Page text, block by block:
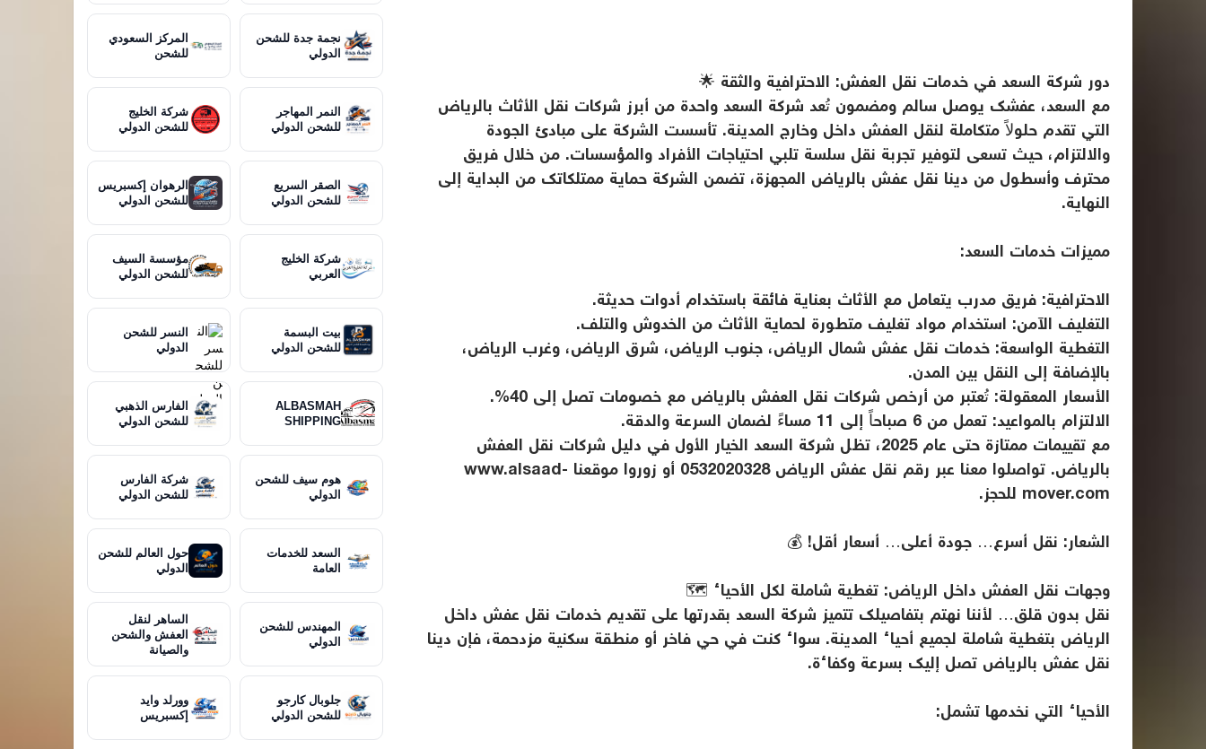
دور شركة السعد في خدمات نقل العفش: الاحترافية والثقة 🌟
مع السعد، عفشك يوصل سالم ومضمون تُعد شركة السعد واحدة من أبرز شركات نقل الأثاث بالرياض
التي تقدم حلولاً متكاملة لنقل العفش داخل وخارج المدينة. تأسست الشركة على مبادئ الجودة
والالتزام، حيث تسعى لتوفير تجربة نقل سلسة تلبي احتياجات الأفراد والمؤسسات. من خلال فريق
محترف وأسطول من دينا نقل عفش بالرياض المجهزة، تضمن الشركة حماية ممتلكاتك من البداية إلى
النهاية.
مميزات خدمات السعد:
الاحترافية: فريق مدرب يتعامل مع الأثاث بعناية فائقة باستخدام أدوات حديثة.
التغليف الآمن: استخدام مواد تغليف متطورة لحماية الأثاث من الخدوش والتلف.
التغطية الواسعة: خدمات نقل عفش شمال الرياض، جنوب الرياض، شرق الرياض، وغرب الرياض،
بالإضافة إلى النقل بين المدن.
الأسعار المعقولة: تُعتبر من أرخص شركات نقل العفش بالرياض مع خصومات تصل إلى 40%.
الالتزام بالمواعيد: تعمل من 6 صباحاً إلى 11 مساءً لضمان السرعة والدقة.
مع تقييمات ممتازة حتى عام 2025، تظل شركة السعد الخيار الأول في دليل شركات نقل العفش
بالرياض. تواصلوا معنا عبر رقم نقل عفش الرياض 0532020328 أو زوروا موقعنا www.alsaad-
mover.com للحجز.
الشعار: نقل أسرع… جودة أعلى… أسعار أقل! 💰
وجهات نقل العفش داخل الرياض: تغطية شاملة لكل الأحياء 🗺️
نقل بدون قلق… لأننا نهتم بتفاصيلك تتميز شركة السعد بقدرتها على تقديم خدمات نقل عفش داخل
الرياض بتغطية شاملة لجميع أحياء المدينة. سواء كنت في حي فاخر أو منطقة سكنية مزدحمة، فإن دينا
نقل عفش بالرياض تصل إليك بسرعة وكفاءة.
الأحياء التي نخدمها تشمل:
نجمة جدة للشحن
الدولي
المركز السعودي
للشحن
النمر المهاجر
للشحن الدولي
شركة الخليج
للشحن الدولي
الصقر السريع
للشحن الدولي
الرهوان إكسبريس
للشحن الدولي
شركة الخليج
العربي
مؤسسة السيف
للشحن الدولي
بيت البسمة
للشحن الدولي
النسر للشحن
الدولي
ALBASMAH
SHIPPING
الفارس الذهبي
للشحن الدولي
هوم سيف للشحن
الدولي
شركة الفارس
للشحن الدولي
السعد للخدمات
العامة
حول العالم للشحن
الدولي
المهندس للشحن
الدولي
الساهر لنقل
العفش والشحن
والصيانة
جلوبال كارجو
للشحن الدولي
وورلد وايد
إكسبريس